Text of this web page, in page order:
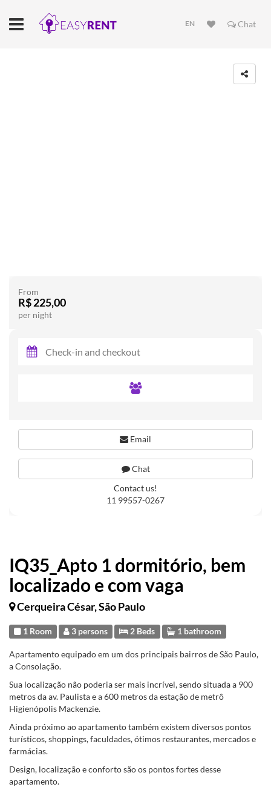
EN Chat
IQ35_Apto 1 dormitório, bem
localizado e com vaga
Cerqueira César, São Paulo
1 Room 3 persons 2 Beds 1 bathroom
Apartamento equipado em um dos principais bairros de São Paulo,
a Consolação.
Sua localização não poderia ser mais incrível, sendo situada a 900
metros da av. Paulista e a 600 metros da estação de metrô
Higienópolis Mackenzie.
Ainda próximo ao apartamento também existem diversos pontos
turísticos, shoppings, faculdades, ótimos restaurantes, mercados e
farmácias.
Design, localização e conforto são os pontos fortes desse
apartamento.
From
R$ 225,00
per night
Email
Chat
Contact us!
11 99557-0267